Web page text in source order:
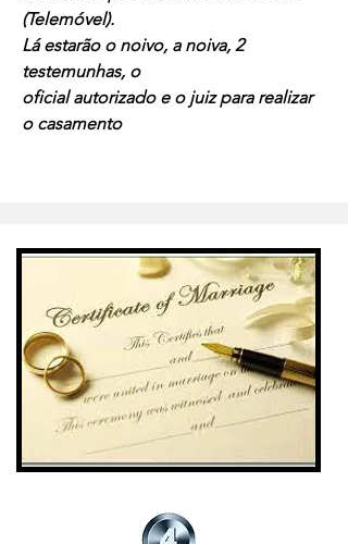
(Telemóvel).
Lá estarão o noivo, a noiva, 2
testemunhas, o
oficial autorizado e o juiz para realizar
o casamento